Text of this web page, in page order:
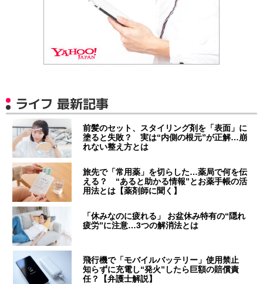
ライフ 最新記事
前髪のセット、スタイリング剤を「表面」に
塗ると失敗？ 実は“内側の根元”が正解…崩
れない整え方とは
旅先で「常用薬」を切らした…薬局で何を伝
える？ “あると助かる情報”とお薬手帳の活
用法とは【薬剤師に聞く】
「休みなのに疲れる」 お盆休み特有の“隠れ
疲労”に注意…3つの解消法とは
飛行機で「モバイルバッテリー」使用禁止
知らずに充電し“発火”したら巨額の賠償責
任？【弁護士解説】